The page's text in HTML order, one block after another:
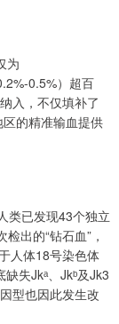
为
0.5%）超百
入，不仅填补了
的精准输血提供
类已发现43个独立
出的“钻石血”，
人体18号染色体
失Jkᵃ、Jkᵇ及Jk3
型也因此发生改